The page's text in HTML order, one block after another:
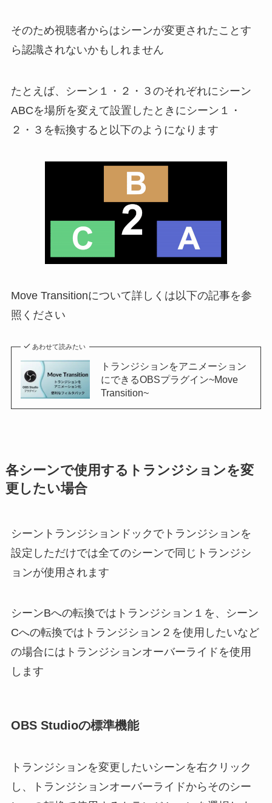
そのため視聴者からはシーンが変更されたことす
ら認識されないかもしれません
たとえば、シーン１・２・３のそれぞれにシーン
ABCを場所を変えて設置したときにシーン１・
２・３を転換すると以下のようになります
Move Transitionについて詳しくは以下の記事を参
照ください
あわせて読みたい
トランジションをアニメーション
にできるOBSプラグイン~Move
Transition~
各シーンで使用するトランジションを変
更したい場合
シーントランジションドックでトランジションを
設定しただけでは全てのシーンで同じトランジシ
ョンが使用されます
シーンBへの転換ではトランジション１を、シーン
Cへの転換ではトランジション２を使用したいなど
の場合にはトランジションオーバーライドを使用
します
OBS Studioの標準機能
トランジションを変更したいシーンを右クリック
し、トランジションオーバーライドからそのシー